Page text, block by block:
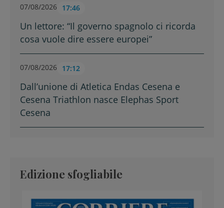
07/08/2026 17:46
Un lettore: “Il governo spagnolo ci ricorda
cosa vuole dire essere europei”
07/08/2026 17:12
Dall’unione di Atletica Endas Cesena e
Cesena Triathlon nasce Elephas Sport
Cesena
Edizione sfogliabile